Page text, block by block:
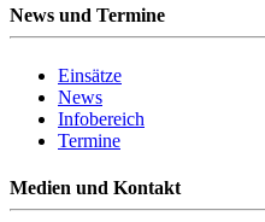
News und Termine
Einsätze
News
Infobereich
Termine
Medien und Kontakt